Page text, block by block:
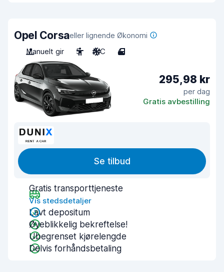
Opel Corsaeller lignende Økonomi
Manuelt gir
5 A/C 4
295,98 kr
per dag
Gratis avbestilling
Se tilbud
Gratis transporttjeneste
Vis stedsdetaljer
Lavt depositum
Øyeblikkelig bekreftelse!
Ubegrenset kjørelengde
Delvis forhåndsbetaling